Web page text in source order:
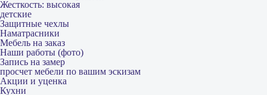
Жесткость: высокая
детские
Защитные чехлы
Наматрасники
Мебель на заказ
Наши работы (фото)
Запись на замер
просчет мебели по вашим эскизам
Акции и уценка
Кухни